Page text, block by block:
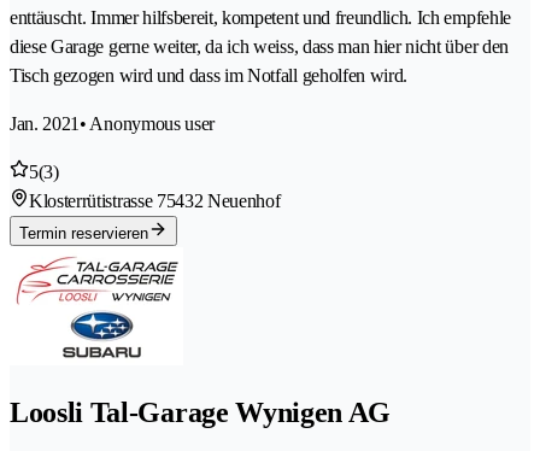
enttäuscht. Immer hilfsbereit, kompetent und freundlich. Ich empfehle
diese Garage gerne weiter, da ich weiss, dass man hier nicht über den
Tisch gezogen wird und dass im Notfall geholfen wird.
Jan. 2021 • Anonymous user
5(3)
Klosterrütistrasse 75432 Neuenhof
Termin reservieren
Loosli Tal-Garage Wynigen AG